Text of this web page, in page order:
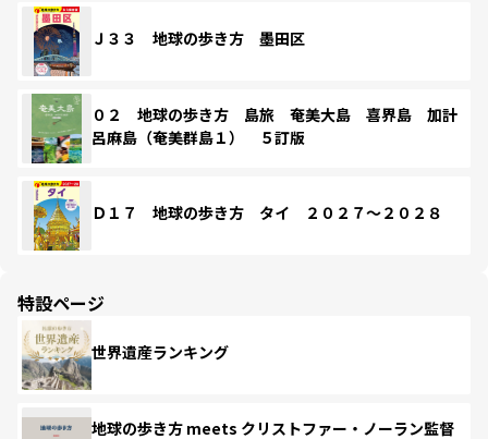
Ｊ３３ 地球の歩き方 墨田区
０２ 地球の歩き方 島旅 奄美大島 喜界島 加計
呂麻島（奄美群島１） ５訂版
Ｄ１７ 地球の歩き方 タイ ２０２７～２０２８
特設ページ
世界遺産ランキング
地球の歩き方 meets クリストファー・ノーラン監督